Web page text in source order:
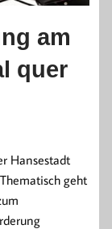
am
quer
Hansestadt
geht